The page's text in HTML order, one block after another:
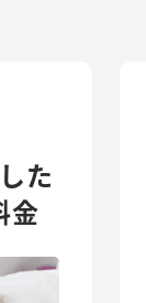
た
金